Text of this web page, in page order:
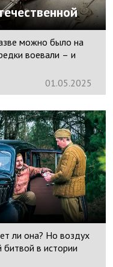
можно было на
воевали – и
01.05.2025
ли она? Но воздух
в истории